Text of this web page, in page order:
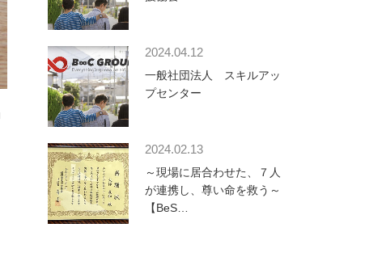
2024.04.12
一般社団法人 スキルアッ
プセンター
2024.02.13
～現場に居合わせた、７人
が連携し、尊い命を救う～
【BeS…